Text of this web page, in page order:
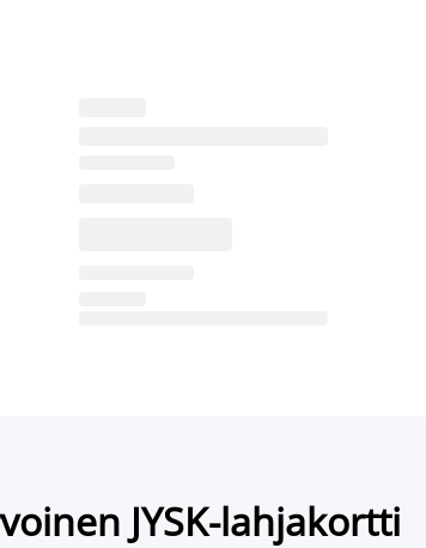
JYSK-lahjakortti